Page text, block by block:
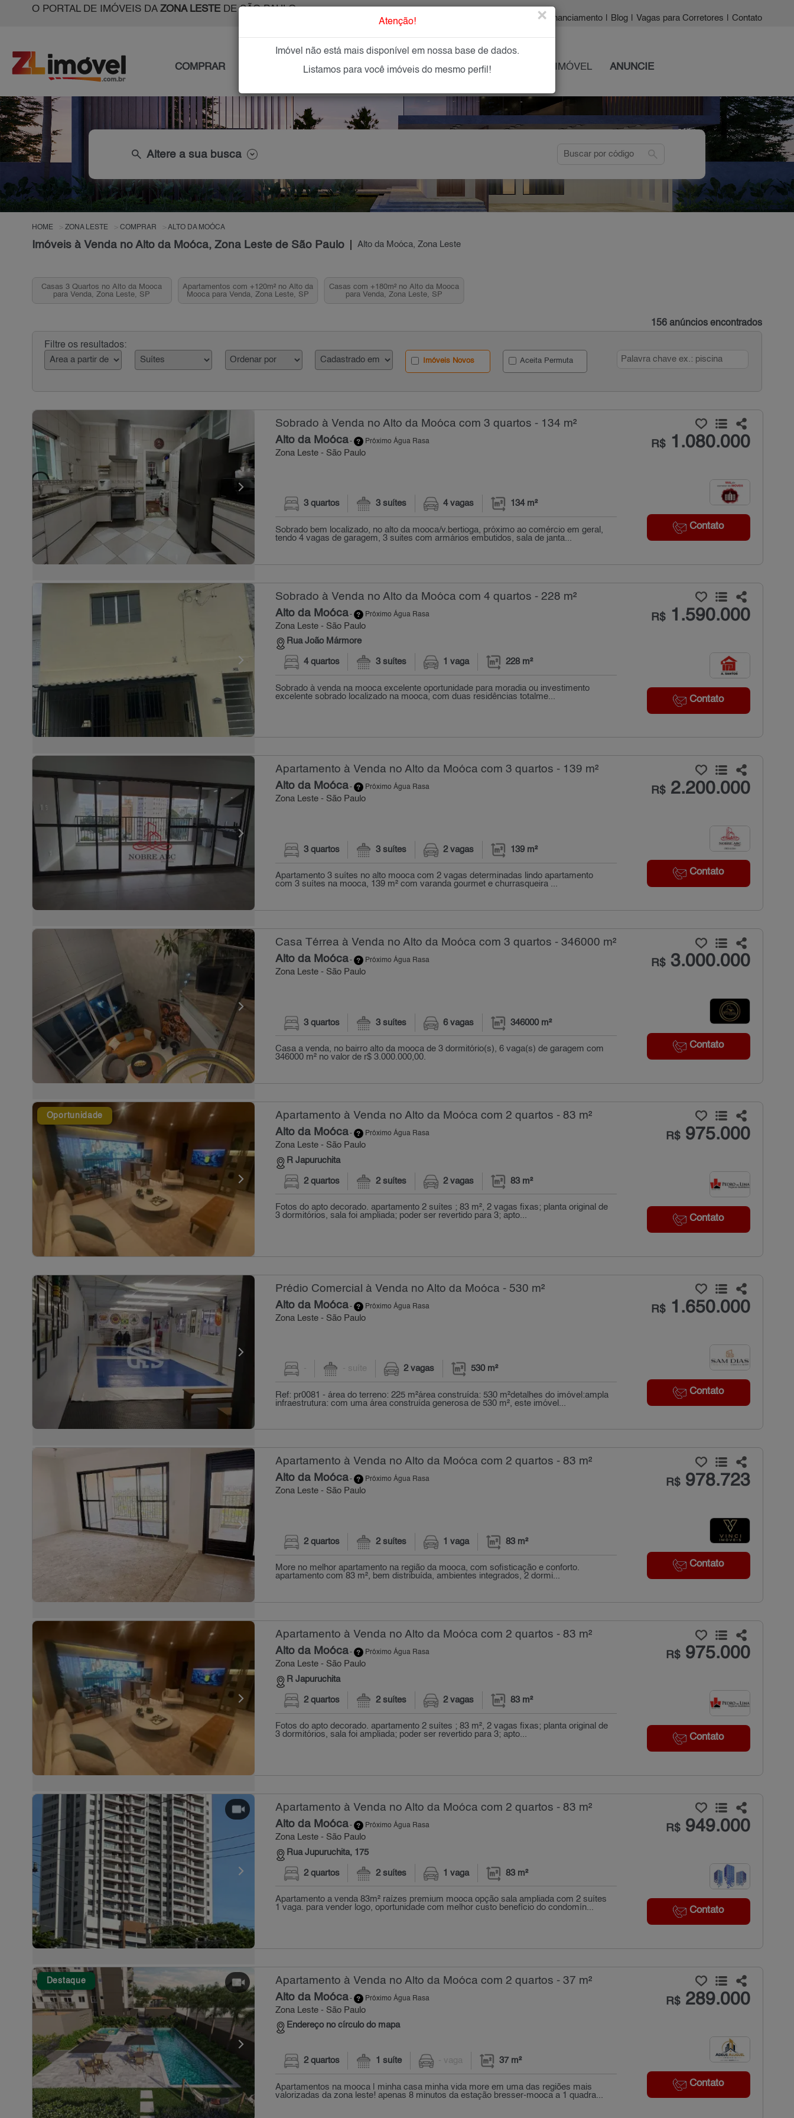
O PORTAL DE IMÓVEIS DA ZONA LESTEDE SÃO PAULO
| Financiamento Blog Vagas para Corretores Contato
COMPRAR IMÓVEIS NOVOS IMOBILIÁRIAS OFEREÇA SEU IMÓVEL ANUNCIE
search Altere a sua busca search
HOME ZONA LESTE COMPRAR ALTO DA MOÓCA
Imóveis à Venda no Alto da Moóca, Zona Leste de São Paulo Alto da Moóca, Zona Leste
Casas 3 Quartos no Alto da Mooca
para Venda, Zona Leste, SP
Apartamentos com +120m² no Alto da
Mooca para Venda, Zona Leste, SP
Casas com +180m² no Alto da Mooca
para Venda, Zona Leste, SP
156 anúncios encontrados
Filtre os resultados:
Imóveis Novos Aceita Permuta
Sobrado à Venda no Alto da Moóca com 3 quartos - 134 m²
Alto da Moóca- Próximo Água Rasa
Zona Leste - São Paulo
R$1.080.000
Contato
3 quartos 3 suítes 4 vagas 134 m²
Sobrado bem localizado, no alto da mooca/v.bertioga, próximo ao comércio em geral,
tendo 4 vagas de garagem, 3 suites com armários embutidos, sala de janta...
Sobrado à Venda no Alto da Moóca com 4 quartos - 228 m²
Alto da Moóca- Próximo Água Rasa
Zona Leste - São Paulo
Rua João Mármore
R$1.590.000
Contato
4 quartos 3 suítes 1 vaga 228 m²
Sobrado à venda na mooca excelente oportunidade para moradia ou investimento
excelente sobrado localizado na mooca, com duas residências totalme...
Apartamento à Venda no Alto da Moóca com 3 quartos - 139 m²
Alto da Moóca- Próximo Água Rasa
Zona Leste - São Paulo
R$2.200.000
Contato
3 quartos 3 suítes 2 vagas 139 m²
Apartamento 3 suítes no alto mooca com 2 vagas determinadas lindo apartamento
com 3 suítes na mooca, 139 m² com varanda gourmet e churrasqueira ...
Casa Térrea à Venda no Alto da Moóca com 3 quartos - 346000 m²
Alto da Moóca- Próximo Água Rasa
Zona Leste - São Paulo
R$3.000.000
Contato
3 quartos 3 suítes 6 vagas 346000 m²
Casa a venda, no bairro alto da mooca de 3 dormitório(s), 6 vaga(s) de garagem com
346000 m² no valor de r$ 3.000.000,00.
Oportunidade Apartamento à Venda no Alto da Moóca com 2 quartos - 83 m²
Alto da Moóca- Próximo Água Rasa
Zona Leste - São Paulo
R Japuruchita
R$975.000
Contato
2 quartos 2 suítes 2 vagas 83 m²
Fotos do apto decorado. apartamento 2 suítes ; 83 m², 2 vagas fixas; planta original de
3 dormitórios, sala foi ampliada; poder ser revertido para 3; apto...
Prédio Comercial à Venda no Alto da Moóca - 530 m²
Alto da Moóca- Próximo Água Rasa
Zona Leste - São Paulo
R$1.650.000
Contato
- - suíte 2 vagas 530 m²
Ref: pr0081 - área do terreno: 225 m²área construída: 530 m²detalhes do imóvel:ampla
infraestrutura: com uma área construída generosa de 530 m², este imóvel...
Apartamento à Venda no Alto da Moóca com 2 quartos - 83 m²
Alto da Moóca- Próximo Água Rasa
Zona Leste - São Paulo
R$978.723
Contato
2 quartos 2 suítes 1 vaga 83 m²
More no melhor apartamento na região da mooca, com sofisticação e conforto.
apartamento com 83 m², bem distribuída, ambientes integrados, 2 dormi...
Apartamento à Venda no Alto da Moóca com 2 quartos - 83 m²
Alto da Moóca- Próximo Água Rasa
Zona Leste - São Paulo
R Japuruchita
R$975.000
Contato
2 quartos 2 suítes 2 vagas 83 m²
Fotos do apto decorado. apartamento 2 suítes ; 83 m², 2 vagas fixas; planta original de
3 dormitórios, sala foi ampliada; poder ser revertido para 3; apto...
Apartamento à Venda no Alto da Moóca com 2 quartos - 83 m²
Alto da Moóca- Próximo Água Rasa
Zona Leste - São Paulo
Rua Jupuruchita, 175
R$949.000
Contato
2 quartos 2 suítes 1 vaga 83 m²
Apartamento a venda 83m² raízes premium mooca opção sala ampliada com 2 suítes
1 vaga. para vender logo, oportunidade com melhor custo benefício do condomín...
Destaque Apartamento à Venda no Alto da Moóca com 2 quartos - 37 m²
Alto da Moóca- Próximo Água Rasa
Zona Leste - São Paulo
Endereço no círculo do mapa
R$289.000
Contato
2 quartos 1 suíte - vaga 37 m²
Apartamentos na mooca | minha casa minha vida more em uma das regiões mais
valorizadas da zona leste! apenas 8 minutos da estação bresser-mooca a 1 quadra...
Atenção! ×
Imóvel não está mais disponível em nossa base de dados.
Listamos para você imóveis do mesmo perfil!